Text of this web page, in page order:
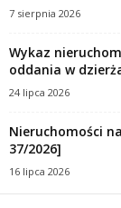
7 sierpnia 2026
Wykaz
oddania w
24 lipca 2026
Nieruchomości
37/2026]
16 lipca 2026